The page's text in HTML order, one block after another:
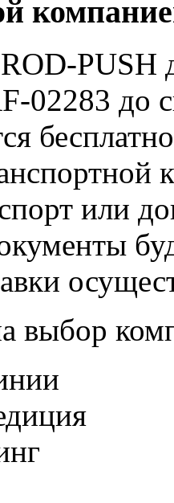
PUSH
02283 до
или
выбор